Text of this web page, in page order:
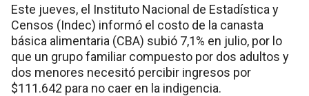
Este jueves, el Instituto Nacional de Estadística y
Censos (Indec) informó el costo de la canasta
básica alimentaria (CBA) subió 7,1% en julio, por lo
que un grupo familiar compuesto por dos adultos y
dos menores necesitó percibir ingresos por
$111.642 para no caer en la indigencia.